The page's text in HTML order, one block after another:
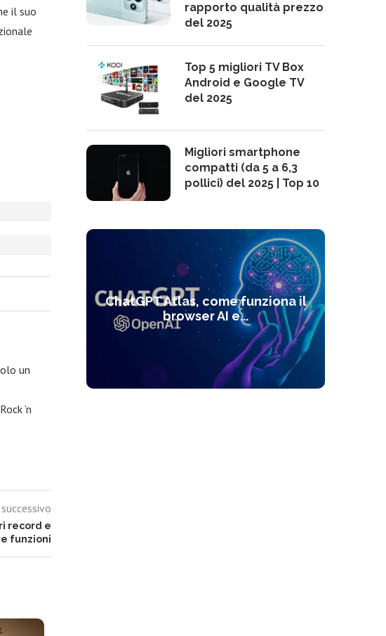
il suo
un
‘n
record e
funzioni
rapporto qualità prezzo
del 2025
Top 5 migliori TV Box
Android e Google TV
del 2025
Migliori smartphone
compatti (da 5 a 6,3
pollici) del 2025 | Top 10
ChatGPT Atlas, come funziona il
browser AI e...